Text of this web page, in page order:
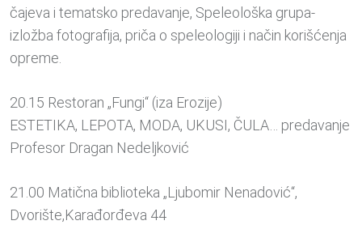
čajeva i tematsko predavanje, Speleološka grupa-
izložba fotografija, priča o speleologiji i način korišćenja
opreme.
20.15 Restoran „Fungi“ (iza Erozije)
ESTETIKA, LEPOTA, MODA, UKUSI, ČULA… predavanje
Profesor Dragan Nedeljković
21.00 Matična biblioteka „Ljubomir Nenadović“,
Dvorište,Karađorđeva 44